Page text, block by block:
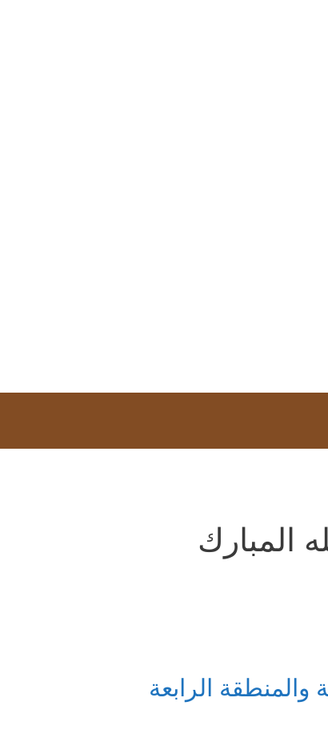
المبارك
الرابعة